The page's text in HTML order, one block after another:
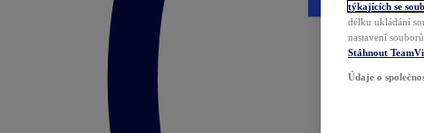
týkajících se
délku ukládání
nastavení
Stáhnout
Údaje o